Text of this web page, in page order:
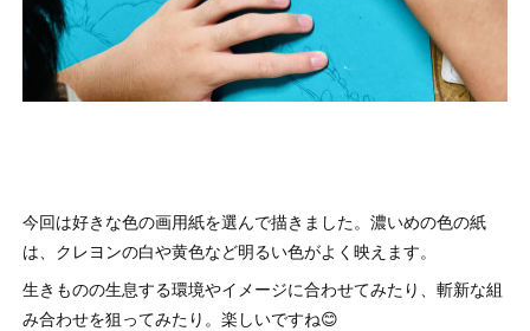
今回は好きな色の画用紙を選んで描きました。濃いめの色の紙
は、クレヨンの白や黄色など明るい色がよく映えます。
生きものの生息する環境やイメージに合わせてみたり、斬新な組
み合わせを狙ってみたり。楽しいですね😊